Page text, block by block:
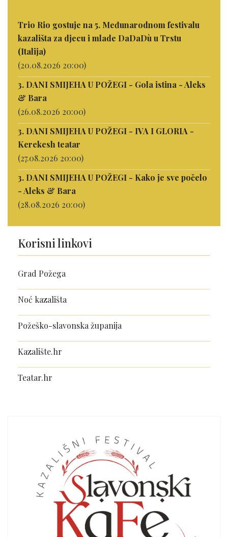
Trio Rio gostuje na 5. Međunarodnom festivalu
kazališta za djecu i mlade DaDaDù u Trstu
(Italija)
(20.08.2026 20:00)
3. DANI SMIJEHA U POŽEGI - Gola istina - Aleks
& Bara
(26.08.2026 20:00)
3. DANI SMIJEHA U POŽEGI - IVA I GLORIA -
Kerekesh teatar
(27.08.2026 20:00)
3. DANI SMIJEHA U POŽEGI - Kako je sve počelo
- Aleks & Bara
(28.08.2026 20:00)
Korisni linkovi
Grad Požega
Noć kazališta
Požeško-slavonska županija
Kazalište.hr
Teatar.hr